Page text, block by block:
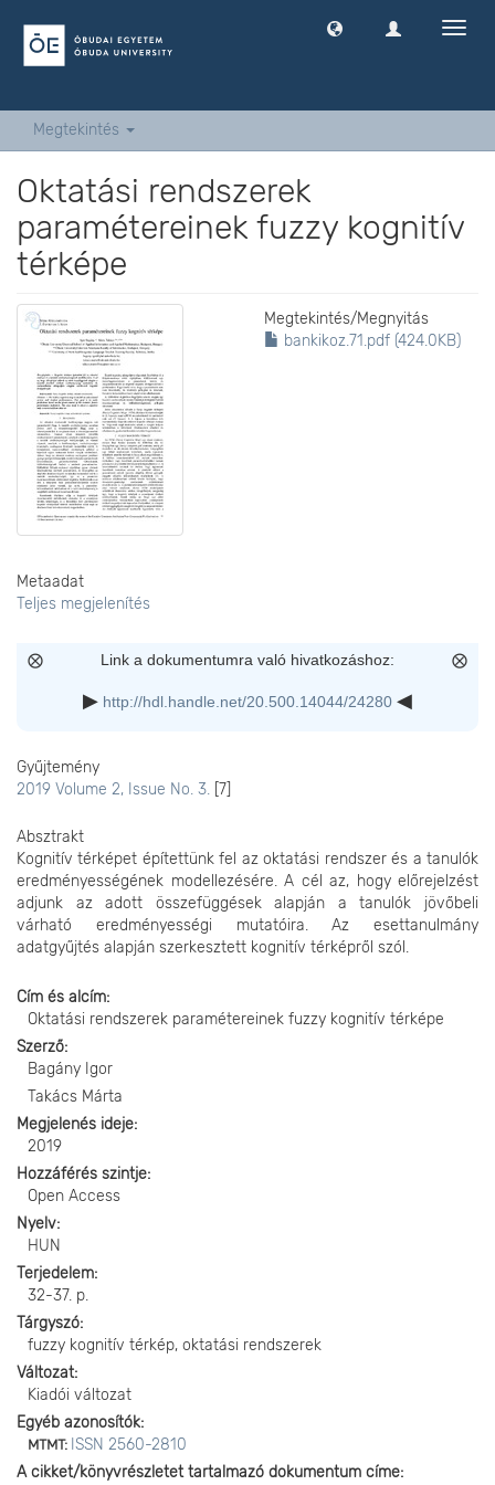
Megtekintés
Oktatási rendszerek
paramétereinek fuzzy kognitív
térképe
Megtekintés/Megnyitás
bankikoz.71.pdf (424.0KB)
Metaadat
Teljes megjelenítés
Link a dokumentumra való hivatkozáshoz:
http://hdl.handle.net/20.500.14044/24280
Gyűjtemény
2019 Volume 2, Issue No. 3. [7]
Absztrakt
Kognitív térképet építettünk fel az oktatási rendszer és a tanulók
eredményességének modellezésére. A cél az, hogy előrejelzést
adjunk az adott összefüggések alapján a tanulók jövőbeli
várható eredményességi mutatóira. Az esettanulmány
adatgyűjtés alapján szerkesztett kognitív térképről szól.
Cím és alcím
Oktatási rendszerek paramétereinek fuzzy kognitív térképe
Szerző
Bagány Igor
Takács Márta
Megjelenés ideje
2019
Hozzáférés szintje
Open Access
Nyelv
HUN
Terjedelem
32-37. p.
Tárgyszó
fuzzy kognitív térkép, oktatási rendszerek
Változat
Kiadói változat
Egyéb azonosítók
MTMT: ISSN 2560-2810
A cikket/könyvrészletet tartalmazó dokumentum címe